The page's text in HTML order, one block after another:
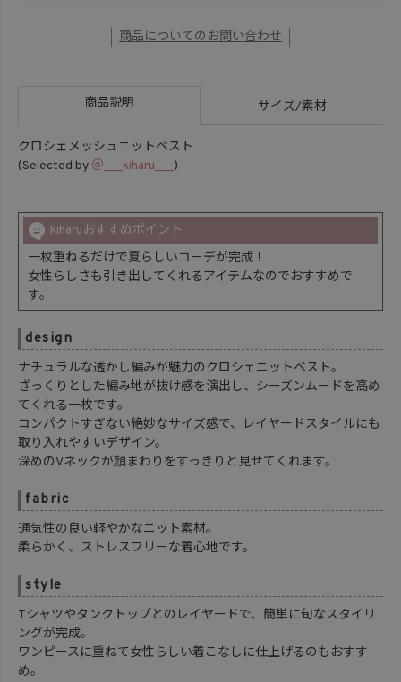
商品についてのお問い合わせ
商品説明 サイズ/素材
クロシェメッシュニットベスト
(Selected by ＠___kiharu___ )
kiharuおすすめポイント
一枚重ねるだけで夏らしいコーデが完成！
女性らしさも引き出してくれるアイテムなのでおすすめで
す。
design
ナチュラルな透かし編みが魅力のクロシェニットベスト。
ざっくりとした編み地が抜け感を演出し、シーズンムードを高め
てくれる一枚です。
コンパクトすぎない絶妙なサイズ感で、レイヤードスタイルにも
取り入れやすいデザイン。
深めのVネックが顔まわりをすっきりと見せてくれます。
fabric
通気性の良い軽やかなニット素材。
柔らかく、ストレスフリーな着心地です。
style
Tシャツやタンクトップとのレイヤードで、簡単に旬なスタイリ
ングが完成。
ワンピースに重ねて女性らしい着こなしに仕上げるのもおすす
め。